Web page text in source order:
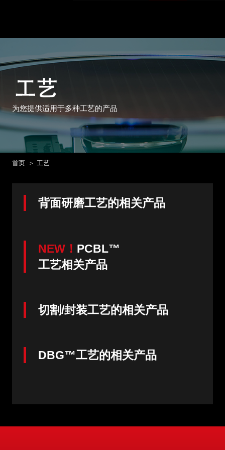
为您提供适用于多种工艺的产品
首页 工艺
背面研磨工艺的相关产品
NEW！ PCBL™
工艺相关产品
切割/封装工艺的相关产品
DBG™工艺的相关产品